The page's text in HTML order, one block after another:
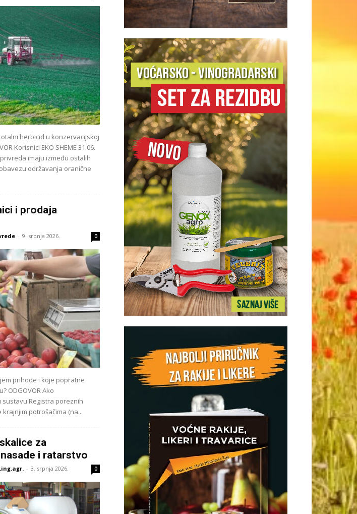
herbicid u konzervacijskoj
Korisnici EKO SHEME 31.06.
imaju između ostalih
održavanja oranične
i prodaja
- 9. srpnja 2026. 0
prihode i koje popratne
ODGOVOR Ako
Registra poreznih
potrošačima (na...
za
i ratarstvo
- 3. srpnja 2026. 0